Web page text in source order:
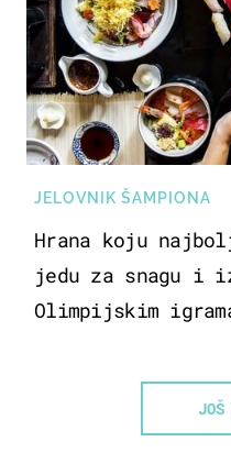
JELOVNIK ŠAMPIONA
Hrana koju
jedu za snagu i
Olimpijskim